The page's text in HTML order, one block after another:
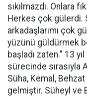
sıkılmazdı. Onlara
Herkes çok gülerdi.
arkadaşlarımı çok
yüzünü güldürmek
başladı zaten." 13
sürecinde sırasıyla
Süha, Kemal,
gelmiştir. Süheyl ve